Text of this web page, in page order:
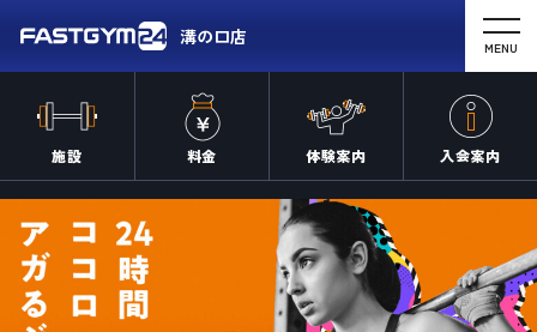
溝の口店 MENU
施設 料金 体験案内 入会案内